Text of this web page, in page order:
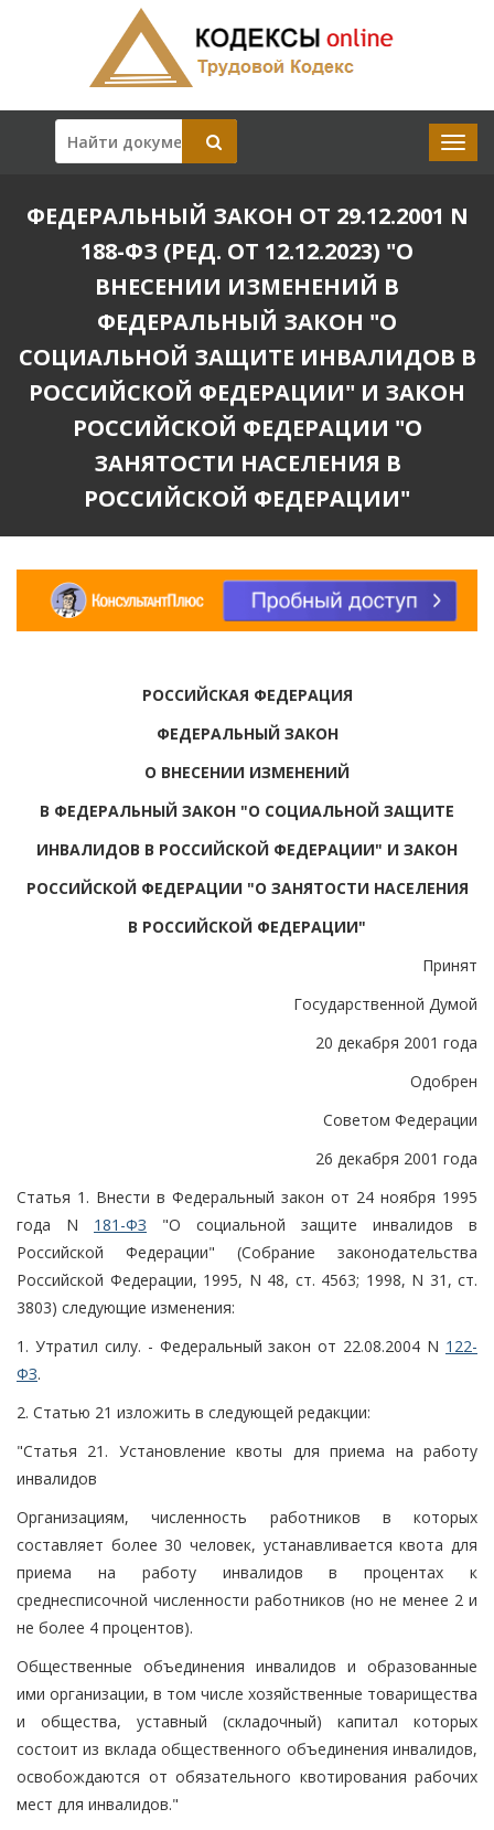
ФЕДЕРАЛЬНЫЙ ЗАКОН ОТ 29.12.2001 N
188-ФЗ (РЕД. ОТ 12.12.2023) "О
ВНЕСЕНИИ ИЗМЕНЕНИЙ В
ФЕДЕРАЛЬНЫЙ ЗАКОН "О
СОЦИАЛЬНОЙ ЗАЩИТЕ ИНВАЛИДОВ В
РОССИЙСКОЙ ФЕДЕРАЦИИ" И ЗАКОН
РОССИЙСКОЙ ФЕДЕРАЦИИ "О
ЗАНЯТОСТИ НАСЕЛЕНИЯ В
РОССИЙСКОЙ ФЕДЕРАЦИИ"
РОССИЙСКАЯ ФЕДЕРАЦИЯ
ФЕДЕРАЛЬНЫЙ ЗАКОН
О ВНЕСЕНИИ ИЗМЕНЕНИЙ
В ФЕДЕРАЛЬНЫЙ ЗАКОН "О СОЦИАЛЬНОЙ ЗАЩИТЕ
ИНВАЛИДОВ В РОССИЙСКОЙ ФЕДЕРАЦИИ" И ЗАКОН
РОССИЙСКОЙ ФЕДЕРАЦИИ "О ЗАНЯТОСТИ НАСЕЛЕНИЯ
В РОССИЙСКОЙ ФЕДЕРАЦИИ"
Принят
Государственной Думой
20 декабря 2001 года
Одобрен
Советом Федерации
26 декабря 2001 года
Статья 1. Внести в Федеральный закон от 24 ноября 1995
года N 181-ФЗ "О социальной защите инвалидов в
Российской Федерации" (Собрание законодательства
Российской Федерации, 1995, N 48, ст. 4563; 1998, N 31, ст.
3803) следующие изменения:
1. Утратил силу. - Федеральный закон от 22.08.2004 N 122-
ФЗ.
2. Статью 21 изложить в следующей редакции:
"Статья 21. Установление квоты для приема на работу
инвалидов
Организациям, численность работников в которых
составляет более 30 человек, устанавливается квота для
приема на работу инвалидов в процентах к
среднесписочной численности работников (но не менее 2 и
не более 4 процентов).
Общественные объединения инвалидов и образованные
ими организации, в том числе хозяйственные товарищества
и общества, уставный (складочный) капитал которых
состоит из вклада общественного объединения инвалидов,
освобождаются от обязательного квотирования рабочих
мест для инвалидов."